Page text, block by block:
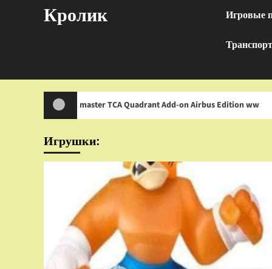
Кролик Игровые
Транспорт
TCA Quadrant Add-on Airbus Edition ww
Игрушки: